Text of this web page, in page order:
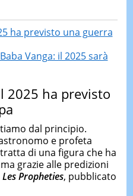
ha previsto una guerra
Vanga: il 2025 sarà
2025 ha previsto
dal principio.
e profeta
di una figura che ha
grazie alle predizioni
Les Propheties, pubblicato